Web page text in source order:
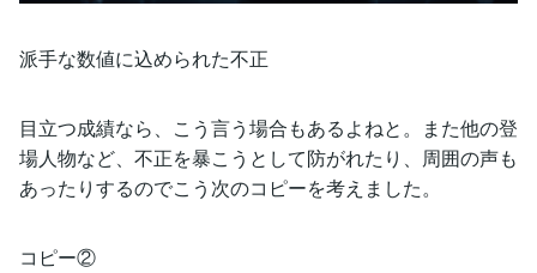
派手な数値に込められた不正
目立つ成績なら、こう言う場合もあるよねと。また他の登
場人物など、不正を暴こうとして防がれたり、周囲の声も
あったりするのでこう次のコピーを考えました。
コピー②